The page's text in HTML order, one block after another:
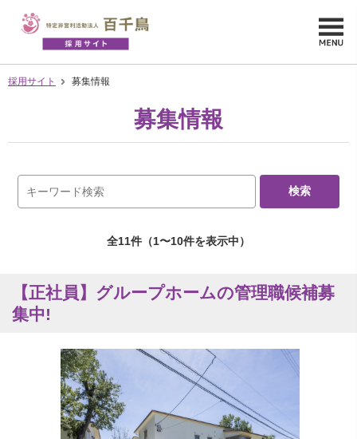
採用サイト 募集情報
募集情報
全11件（1〜10件を表示中）
【正社員】グループホームの管理職候補募
集中!